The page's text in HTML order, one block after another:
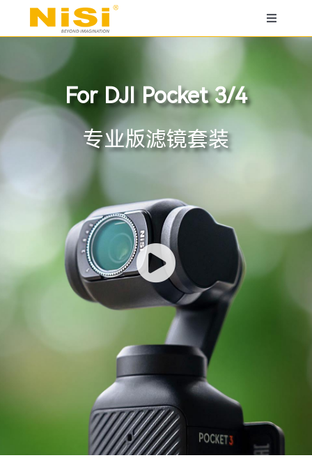
内
Toggle
电影镜头
JetMag Pro 魔术快装
相机圆形滤镜
相机方镜系统
For DJI Pocket 3/4
专业版滤镜套装